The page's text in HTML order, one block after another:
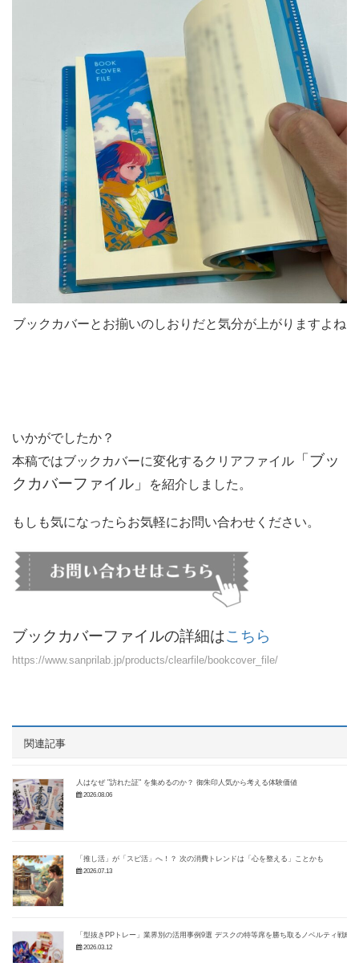
ブックカバーとお揃いのしおりだと気分が上がりますよね
いかがでしたか？
本稿ではブックカバーに変化するクリアファイル
「ブッ
クカバーファイル」
を紹介しました。
もしも気になったらお気軽にお問い合わせください。
ブックカバーファイルの詳細はこちら
https://www.sanprilab.jp/products/clearfile/bookcover_file/
関連記事
人はなぜ "訪れた証" を集めるのか？ 御朱印人気から考える体験価値
2026.08.06
「推し活」が「スピ活」へ！？ 次の消費トレンドは「心を整える」ことかも
2026.07.13
「型抜きPPトレー」業界別の活用事例9選 デスクの特等席を勝ち取るノベルティ戦略
2026.03.12